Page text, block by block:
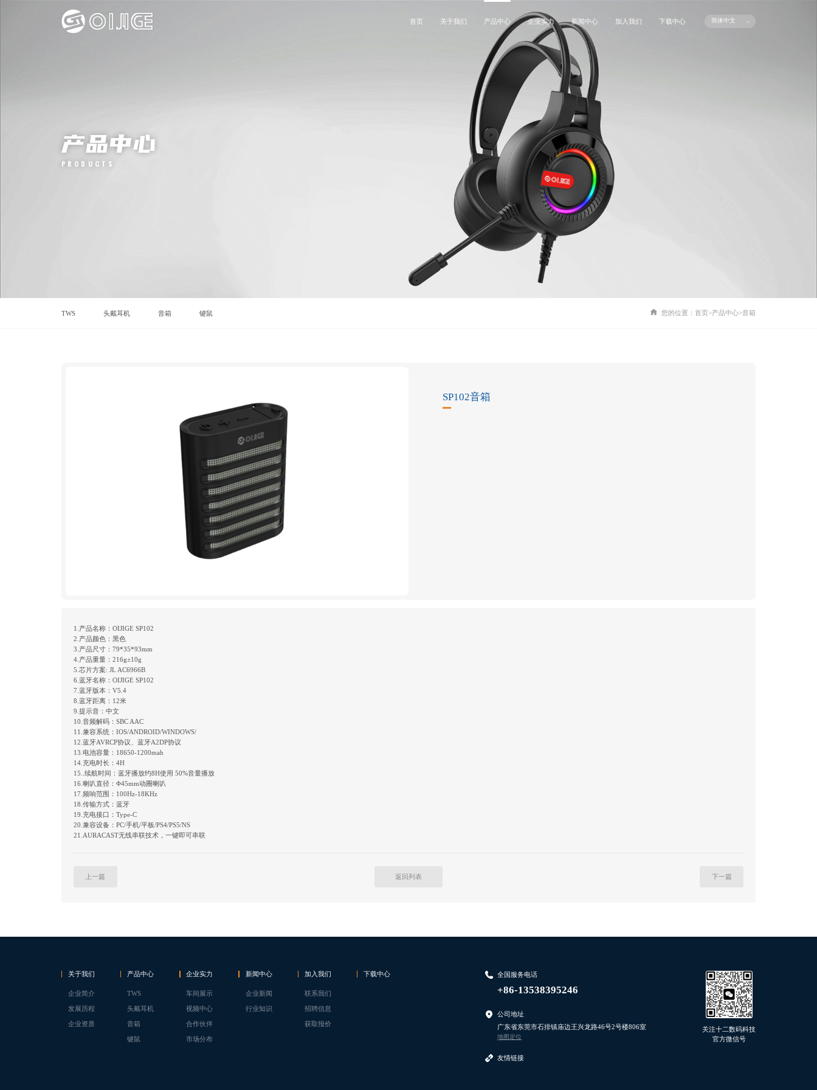
首页 关于我们 产品中心 企业实力 新闻中心 加入我们 下载中心 简体中文
产品中心
PRODUCTS
您的位置：首页>产品中心>音箱
TWS 头戴耳机 音箱 键鼠
SP102音箱
1.产品名称：OIJIGE SP102
2.产品颜色：黑色
3.产品尺寸：79*35*93mm
4.产品重量：216g±10g
5.芯片方案: JL AC6966B
6.蓝牙名称：OIJIGE SP102
7.蓝牙版本：V5.4
8.蓝牙距离：12米
9.提示音：中文
10.音频解码：SBC AAC
11.兼容系统：IOS/ANDROID/WINDOWS/
12.蓝牙AVRCP协议、蓝牙A2DP协议
13.电池容量：18650-1200mah
14.充电时长：4H
15..续航时间：蓝牙播放约8H使用 50%音量播放
16.喇叭直径：Φ45mm动圈喇叭
17.频响范围：100Hz-18KHz
18.传输方式：蓝牙
19.充电接口：Type-C
20.兼容设备：PC/手机/平板/PS4/PS5/NS
21.AURACAST无线串联技术，一键即可串联
上一篇 返回列表 下一篇
关于我们
企业简介
发展历程
企业资质
产品中心
TWS
头戴耳机
音箱
键鼠
企业实力
车间展示
视频中心
合作伙伴
市场分布
新闻中心
企业新闻
行业知识
加入我们
联系我们
招聘信息
获取报价
下载中心 全国服务电话
+86-13538395246
公司地址
广东省东莞市石排镇庙边王兴龙路46号2号楼806室
地图定位
友情链接
关注十二数码科技
官方微信号